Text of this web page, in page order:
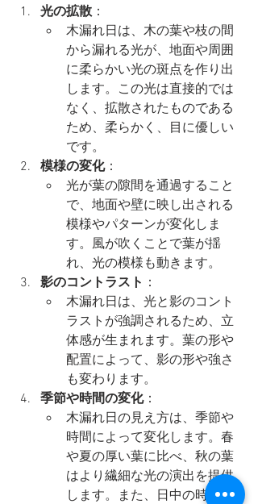
光の拡散：
木漏れ日は、木の葉や枝の間
から漏れる光が、地面や周囲
に柔らかい光の斑点を作り出
します。この光は直接的では
なく、拡散されたものである
ため、柔らかく、目に優しい
です。
模様の変化：
光が葉の隙間を通過すること
で、地面や壁に映し出される
模様やパターンが変化しま
す。風が吹くことで葉が揺
れ、光の模様も動きます。
影のコントラスト ：
木漏れ日は、光と影のコント
ラストが強調されるため、立
体感が生まれます。葉の形や
配置によって、影の形や強さ
も変わります。
季節や時間の変化：
木漏れ日の見え方は、季節や
時間によって変化します。春
や夏の厚い葉に比べ、秋の葉
はより繊細な光の演出を提供
します。また、日中の時間帯